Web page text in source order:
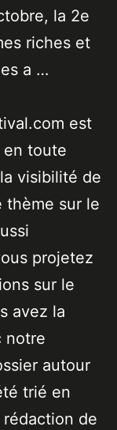
la 2e
riches et
a …
est
en toute
visibilité de
thème sur le
projetez
sur le
avez la
notre
autour
trié en
de